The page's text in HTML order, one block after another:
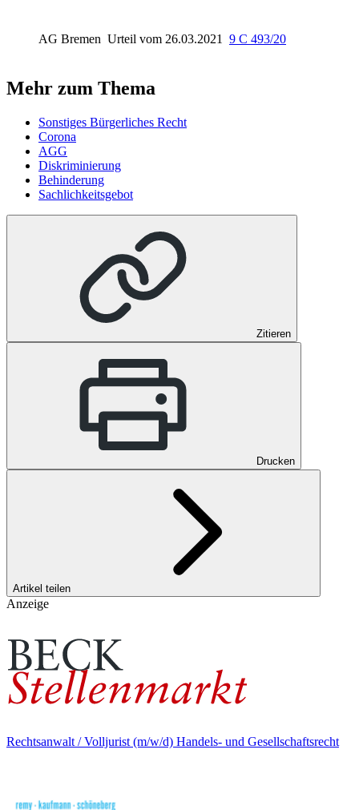
AG Bremen Urteil vom 26.03.2021 9 C 493/20
Mehr zum Thema
Sonstiges Bürgerliches Recht
Corona
AGG
Diskriminierung
Behinderung
Sachlichkeitsgebot
Zitieren
Drucken
Artikel teilen
Anzeige
Rechtsanwalt / Volljurist (m/w/d) Handels- und Gesellschaftsrecht